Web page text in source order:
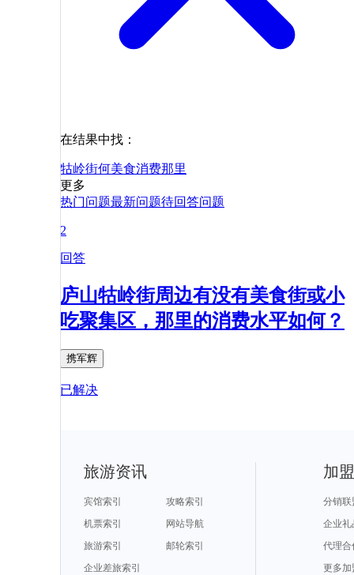
在结果中找：
牯岭街何美食消费那里
更多
热门问题最新问题待回答问题
2
回答
庐山牯岭街周边有没有美食街或小
吃聚集区，那里的消费水平如何？
携军辉
已解决
旅游资讯
宾馆索引
攻略索引
机票索引
网站导航
旅游索引
邮轮索引
企业差旅索引
加
分销联
企业礼
代理合
更多加